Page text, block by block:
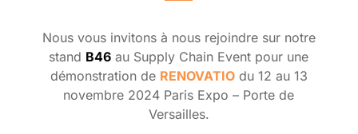
Nous vous invitons à nous rejoindre sur notre
stand B46 au Supply Chain Event pour une
démonstration de RENOVATIOdu 12 au 13
novembre 2024 Paris Expo – Porte de
Versailles.